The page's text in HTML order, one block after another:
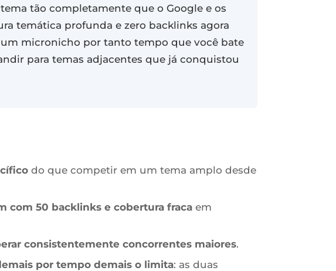
tão completamente que o Google e os
temática profunda e zero backlinks agora
micronicho por tanto tempo que você bate
para temas adjacentes que já conquistou
do que competir em um tema amplo desde
com 50 backlinks e cobertura fraca em
consistentemente concorrentes maiores.
por tempo demais o limita: as duas